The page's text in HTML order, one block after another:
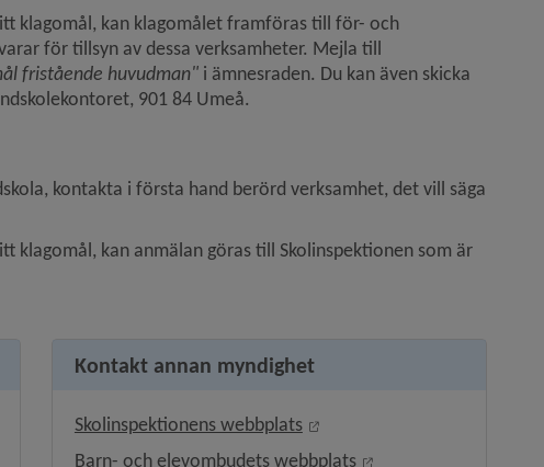
klagomål, kan klagomålet framföras till för- och
fristående huvudman" i ämnesraden. Du kan även skicka
901 84 Umeå.
kontakta i första hand berörd verksamhet, det vill säga
klagomål, kan anmälan göras till Skolinspektionen som är
fönster.
Kontakt annan myndighet
Skolinspektionens webbplats
Länk till annan webbplats,
Barn- och elevombudets webbplats
Länk till annan